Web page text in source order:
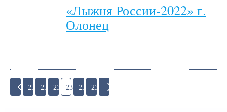
«Лыжня России-2022» г.
Олонец
231 232 233 234 235 236